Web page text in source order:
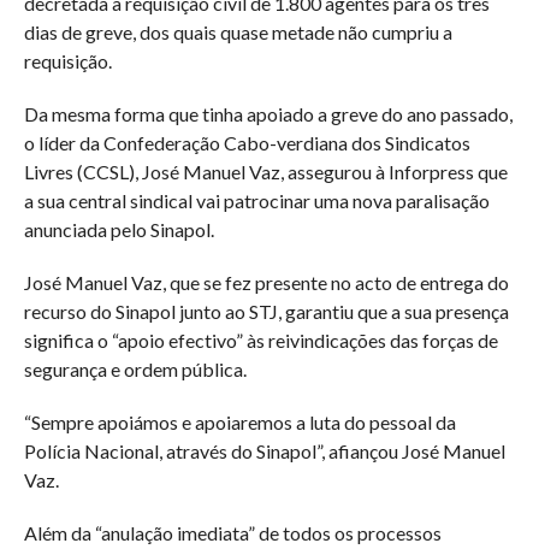
dias de greve, dos quais quase metade não cumpriu a
requisição.
Da mesma forma que tinha apoiado a greve do ano passado,
o líder da Confederação Cabo-verdiana dos Sindicatos
Livres (CCSL), José Manuel Vaz, assegurou à Inforpress que
a sua central sindical vai patrocinar uma nova paralisação
anunciada pelo Sinapol.
José Manuel Vaz, que se fez presente no acto de entrega do
recurso do Sinapol junto ao STJ, garantiu que a sua presença
significa o “apoio efectivo” às reivindicações das forças de
segurança e ordem pública.
“Sempre apoiámos e apoiaremos a luta do pessoal da
Polícia Nacional, através do Sinapol”, afiançou José Manuel
Vaz.
Além da “anulação imediata” de todos os processos